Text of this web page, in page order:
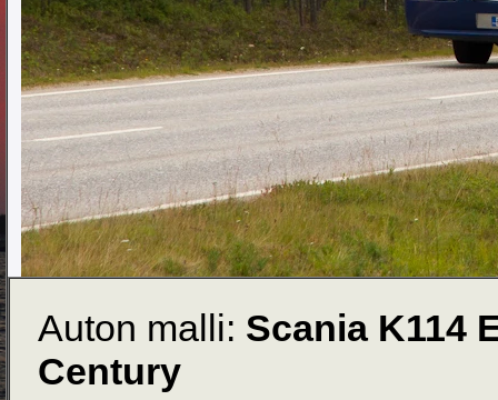
Auton malli: Scania K114
Century